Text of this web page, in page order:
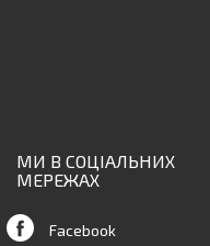
МИ В СОЦІАЛЬНИХ
МЕРЕЖАХ
Facebook